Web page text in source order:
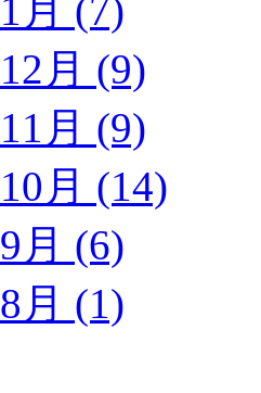
月 (7)
月 (9)
月 (9)
月 (14)
月 (6)
月 (1)